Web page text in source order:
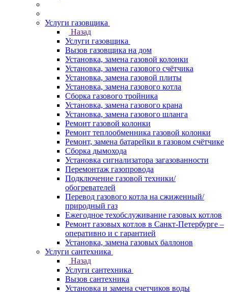
Услуги газовщика
Назад
Услуги газовщика
Вызов газовщика на дом
Установка, замена газовой колонки
Установка, замена газового счётчика
Установка, замена газовой плиты
Установка, замена газового котла
Сборка газового тройника
Установка, замена газового крана
Установка, замена газового шланга
Ремонт газовой колонки
Ремонт теплообменника газовой колонки
Ремонт, замена батарейки в газовом счётчике
Сборка дымохода
Установка сигнализатора загазованности
Перемонтаж газопровода
Подключение газовой техники/
обогревателей
Перевод газового котла на сжиженный/
природный газ
Ежегодное техобслуживание газовых котлов
Ремонт газовых котлов в Санкт-Петербурге –
оперативно и с гарантией
Установка, замена газовых баллонов
Услуги сантехника
Назад
Услуги сантехника
Вызов сантехника
Установка и замена счетчиков воды